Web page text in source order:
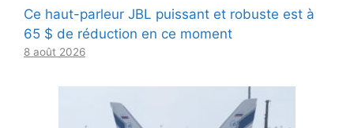
Ce haut-parleur JBL puissant et robuste est à
65 $ de réduction en ce moment
8 août 2026